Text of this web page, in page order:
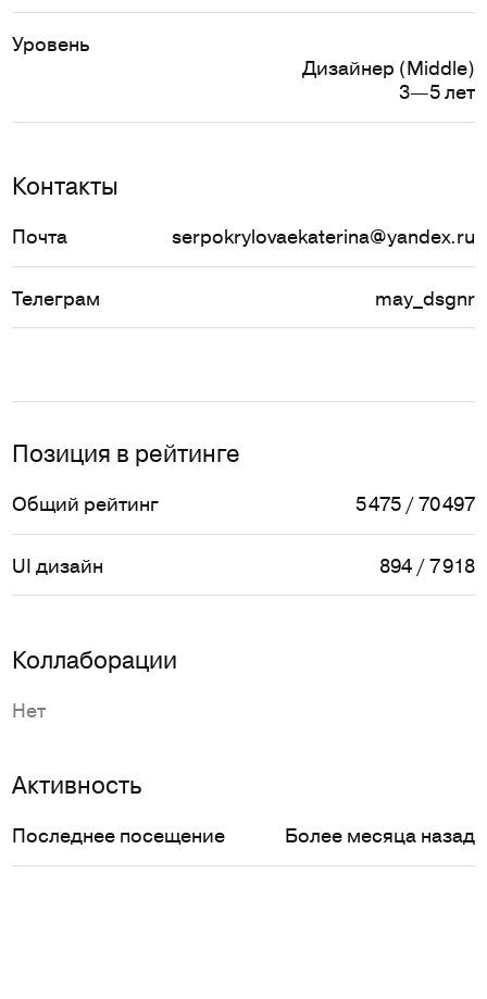
Уровень
Дизайнер (Middle)
3—5 лет
Контакты
Почта serpokrylovaekaterina@yandex.ru
Телеграм may_dsgnr
Позиция в рейтинге
Общий рейтинг 5 475 / 70 497
UI дизайн 894 / 7 918
Коллаборации
Нет
Активность
Последнее посещение Более месяца назад